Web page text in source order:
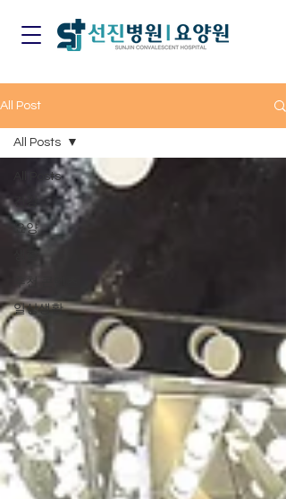
All Post
All Posts
건강
요양
추천 콘텐츠
일상생활
All Posts